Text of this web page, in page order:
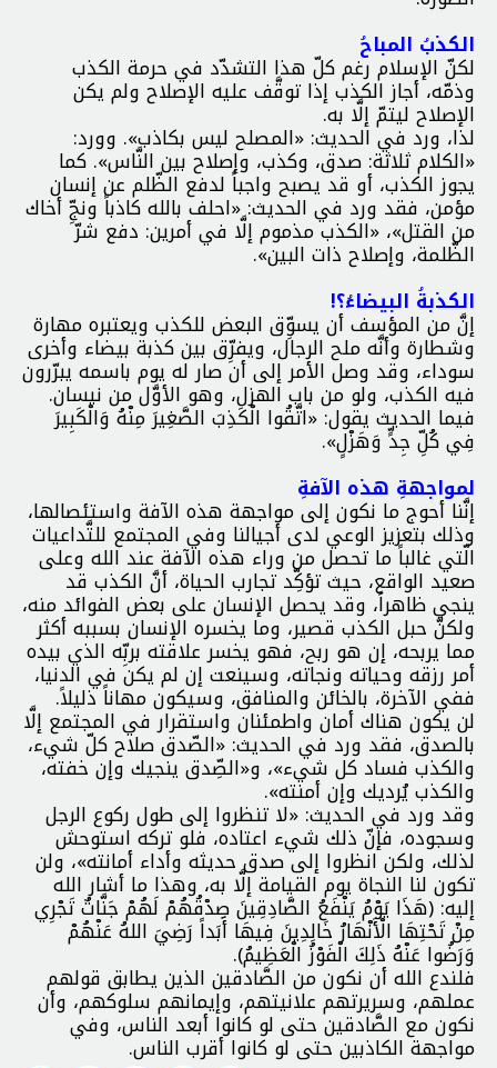
الكذبُ المباحُ
لكنّ الإسلام رغم كلّ هذا التشدّد في حرمة الكذب
وذمّه، أجاز الكذب إذا توقَّف عليه الإصلاح ولم يكن
الإصلاح ليتمّ إلَّا به.
لذا، ورد في الحديث: «المصلح ليس بكاذب». وورد:
«الكلام ثلاثة: صدق، وكذب، وإصلاح بين النَّاس». كما
يجوز الكذب، أو قد يصبح واجباً لدفع الظّلم عن إنسان
مؤمن، فقد ورد في الحديث: «احلف بالله كاذباً ونجِّ أخاك
من القتل»، «الكذب مذموم إلَّا في أمرين: دفع شرّ
الظّلمة، وإصلاح ذات البين».
الكذبةُ البيضاءُ؟!
إنَّ من المؤسف أن يسوِّق البعض للكذب ويعتبره مهارة
وشطارة وأنَّه ملح الرجال، ويفرِّق بين كذبة بيضاء وأخرى
سوداء، وقد وصل الأمر إلى أن صار له يوم باسمه يبرّرون
فيه الكذب، ولو من باب الهزل، وهو الأوَّل من نيسان.
فيما الحديث يقول: «اتَّقُوا الْكَذِبَ الصَّغِيرَ مِنْهُ وَالْكَبِيرَ
فِي كُلِّ جِدٍّ وَهَزْلٍ».
لمواجهةِ هذه الآفةِ
إنَّنا أحوج ما نكون إلى مواجهة هذه الآفة واستئصالها،
وذلك بتعزيز الوعي لدى أجيالنا وفي المجتمع للتَّداعيات
الّتي غالباً ما تحصل من وراء هذه الآفة عند الله وعلى
صعيد الواقع، حيث تؤكِّد تجارب الحياة، أنَّ الكذب قد
ينجي ظاهراً، وقد يحصل الإنسان على بعض الفوائد منه،
ولكنَّ حبل الكذب قصير، وما يخسره الإنسان بسببه أكثر
مما يربحه، إن هو ربح، فهو يخسر علاقته بربِّه الذي بيده
أمر رزقه وحياته ونجاته، وسينعت إن لم يكن في الدنيا،
ففي الآخرة، بالخائن والمنافق، وسيكون مهاناً ذليلاً.
لن يكون هناك أمان واطمئنان واستقرار في المجتمع إلَّا
بالصدق، فقد ورد في الحديث: «الصّدق صلاح كلّ شيء،
والكذب فساد كل شيء»، و«الصِّدق ينجيك وإن خفته،
والكذب يُرديك وإن أمنته».
وقد ورد في الحديث: «لا تنظروا إلى طول ركوع الرجل
وسجوده، فإنّ ذلك شيء اعتاده، فلو تركه استوحش
لذلك، ولكن انظروا إلى صدق حديثه وأداء أمانته»، ولن
تكون لنا النجاة يوم القيامة إلَّا به، وهذا ما أشار الله
إليه: (هَذَا يَوْمُ يَنْفَعُ الصَّادِقِينَ صِدْقُهُمْ لَهُمْ جَنَّاتٌ تَجْرِي
مِنْ تَحْتِهَا الْأَنْهَارُ خَالِدِينَ فِيهَا أَبَداً رَضِيَ اللهُ عَنْهُمْ
وَرَضُوا عَنْهُ ذَلِكَ الْفَوْزُ الْعَظِيمُ).
فلندع الله أن نكون من الصَّادقين الذين يطابق قولهم
عملهم، وسريرتهم علانيتهم، وإيمانهم سلوكهم، وأن
نكون مع الصَّادقين حتى لو كانوا أبعد الناس، وفي
مواجهة الكاذبين حتى لو كانوا أقرب الناس.